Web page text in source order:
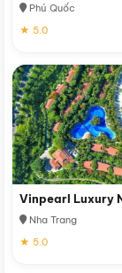
Phú Quốc
★ 5.0
Vinpearl Luxury
Nha Trang
★ 5.0